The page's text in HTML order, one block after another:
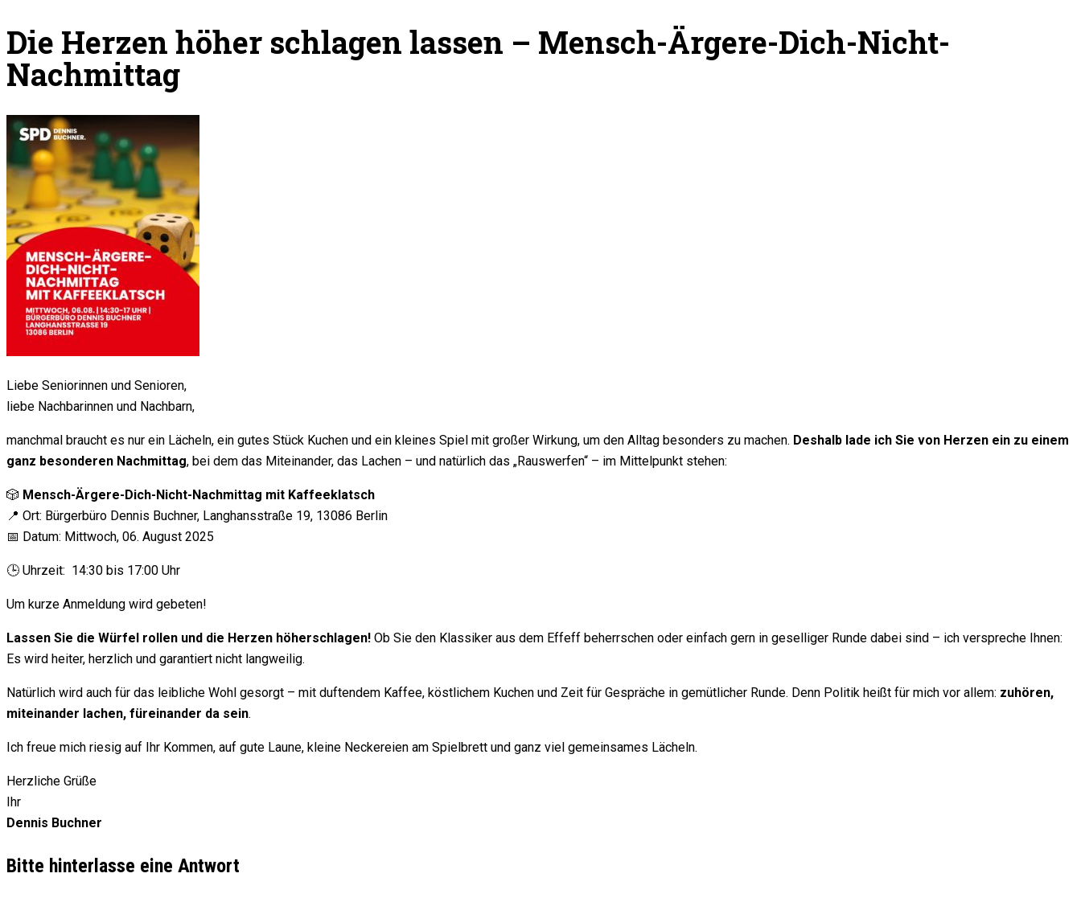
Die Herzen höher schlagen lassen – Mensch-Ärgere-Dich-Nicht-
Nachmittag
Liebe Seniorinnen und Senioren,
liebe Nachbarinnen und Nachbarn,
manchmal braucht es nur ein Lächeln, ein gutes Stück Kuchen und ein kleines Spiel mit großer Wirkung, um den Alltag besonders zu machen. Deshalb lade ich Sie von Herzen ein zu einem
ganz besonderen Nachmittag, bei dem das Miteinander, das Lachen – und natürlich das „Rauswerfen“ – im Mittelpunkt stehen:
🎲 Mensch-Ärgere-Dich-Nicht-Nachmittag mit Kaffeeklatsch
📍 Ort: Bürgerbüro Dennis Buchner, Langhansstraße 19, 13086 Berlin
📅 Datum: Mittwoch, 06. August 2025
🕒 Uhrzeit: 14:30 bis 17:00 Uhr
Um kurze Anmeldung wird gebeten!
Lassen Sie die Würfel rollen und die Herzen höherschlagen! Ob Sie den Klassiker aus dem Effeff beherrschen oder einfach gern in geselliger Runde dabei sind – ich verspreche Ihnen:
Es wird heiter, herzlich und garantiert nicht langweilig.
Natürlich wird auch für das leibliche Wohl gesorgt – mit duftendem Kaffee, köstlichem Kuchen und Zeit für Gespräche in gemütlicher Runde. Denn Politik heißt für mich vor allem: zuhören,
miteinander lachen, füreinander da sein.
Ich freue mich riesig auf Ihr Kommen, auf gute Laune, kleine Neckereien am Spielbrett und ganz viel gemeinsames Lächeln.
Herzliche Grüße
Ihr
Dennis Buchner
Bitte hinterlasse eine Antwort